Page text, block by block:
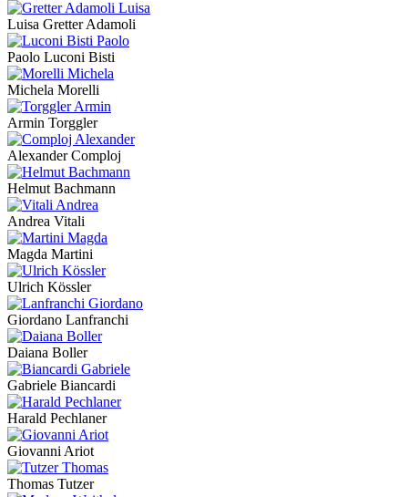
Luisa Gretter Adamoli
Paolo Luconi Bisti
Michela Morelli
Armin Torggler
Alexander Comploj
Helmut Bachmann
Andrea Vitali
Magda Martini
Ulrich Kössler
Giordano Lanfranchi
Daiana Boller
Gabriele Biancardi
Harald Pechlaner
Giovanni Ariot
Thomas Tutzer